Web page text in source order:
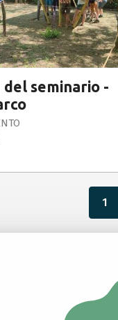
seminario -
1